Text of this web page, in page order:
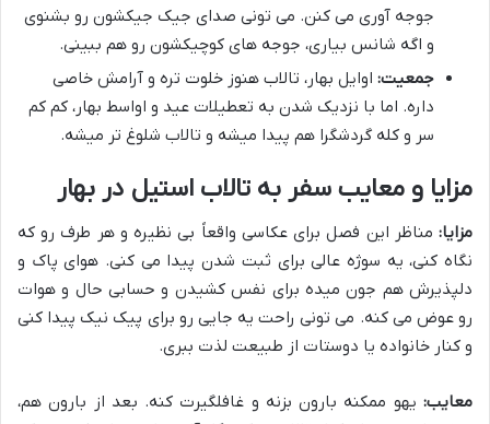
جوجه آوری می کنن. می تونی صدای جیک جیکشون رو بشنوی
و اگه شانس بیاری، جوجه های کوچیکشون رو هم ببینی.
جمعیت: اوایل بهار، تالاب هنوز خلوت تره و آرامش خاصی
داره. اما با نزدیک شدن به تعطیلات عید و اواسط بهار، کم کم
سر و کله گردشگرا هم پیدا میشه و تالاب شلوغ تر میشه.
مزایا و معایب سفر به تالاب استیل در بهار
مزایا: مناظر این فصل برای عکاسی واقعاً بی نظیره و هر طرف رو که
نگاه کنی، یه سوژه عالی برای ثبت شدن پیدا می کنی. هوای پاک و
دلپذیرش هم جون میده برای نفس کشیدن و حسابی حال و هوات
رو عوض می کنه. می تونی راحت یه جایی رو برای پیک نیک پیدا کنی
و کنار خانواده یا دوستات از طبیعت لذت ببری.
معایب: یهو ممکنه بارون بزنه و غافلگیرت کنه. بعد از بارون هم،